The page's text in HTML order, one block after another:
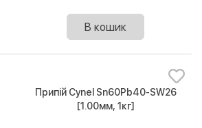
В кошик
Припій Cynel Sn60Pb40-SW26
[1.00мм, 1кг]